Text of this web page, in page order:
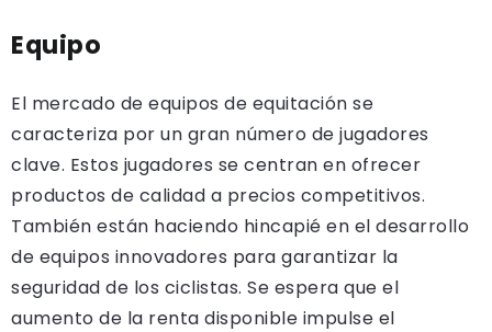
Equipo
El mercado de equipos de equitación se
caracteriza por un gran número de jugadores
clave. Estos jugadores se centran en ofrecer
productos de calidad a precios competitivos.
También están haciendo hincapié en el desarrollo
de equipos innovadores para garantizar la
seguridad de los ciclistas. Se espera que el
aumento de la renta disponible impulse el